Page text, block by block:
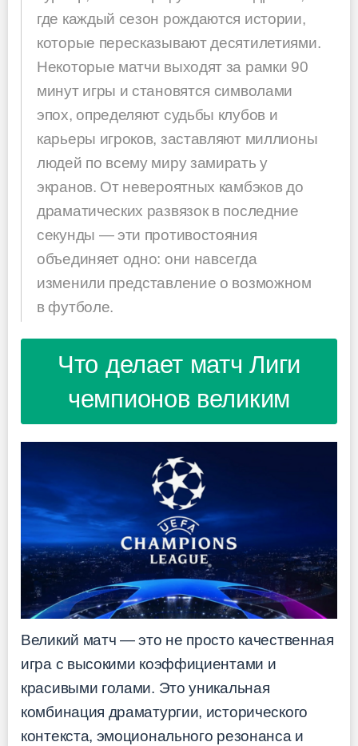
где каждый сезон рождаются истории,
которые пересказывают десятилетиями.
Некоторые матчи выходят за рамки 90
минут игры и становятся символами
эпох, определяют судьбы клубов и
карьеры игроков, заставляют миллионы
людей по всему миру замирать у
экранов. От невероятных камбэков до
драматических развязок в последние
секунды — эти противостояния
объединяет одно: они навсегда
изменили представление о возможном
в футболе.
Что делает матч Лиги
чемпионов великим
Великий матч — это не просто качественная
игра с высокими коэффициентами и
красивыми голами. Это уникальная
комбинация драматургии, исторического
контекста, эмоционального резонанса и